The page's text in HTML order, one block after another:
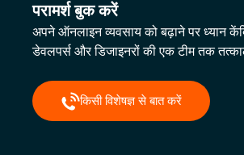
परामर्श बुक करें
अपने ऑनलाइन व्यवसाय को बढ़ाने पर ध्यान
डेवलपर्स और डिजाइनरों की एक टीम तक
किसी विशेषज्ञ से बात करें